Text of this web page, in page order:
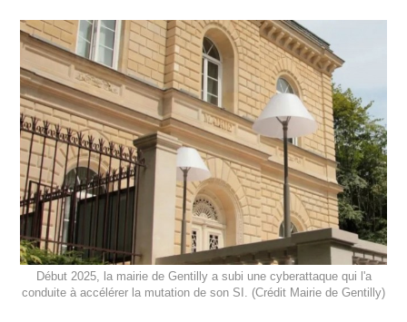
Début 2025, la mairie de Gentilly a subi une cyberattaque qui l'a
conduite à accélérer la mutation de son SI. (Crédit Mairie de Gentilly)